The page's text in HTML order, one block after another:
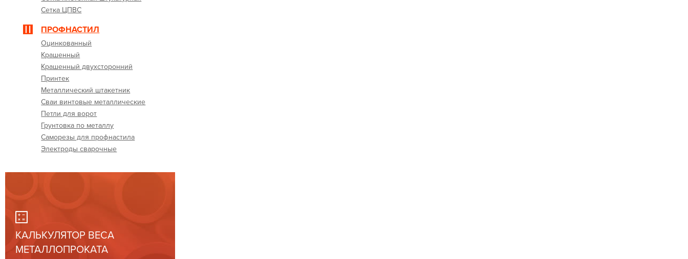
Сетка ЦПВС
ПРОФНАСТИЛ
Оцинкованный
Крашенный
Крашенный двухсторонний
Принтек
Металлический штакетник
Сваи винтовые металлические
Петли для ворот
Грунтовка по металлу
Саморезы для профнастила
Электроды сварочные
КАЛЬКУЛЯТОР ВЕСА
МЕТАЛЛОПРОКАТА